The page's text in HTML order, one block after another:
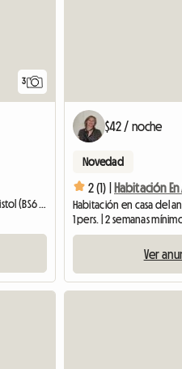
3
Habitación en casa del anfitrión | Bristol (BS6 5HX)
$42 / noche
Novedad
2 (1) |
1 pers. | 2 semanas
Ver